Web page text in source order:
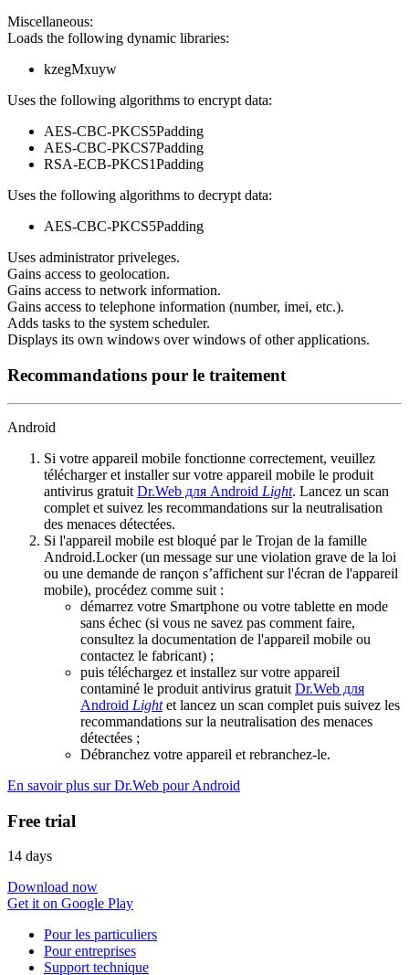
Miscellaneous:
Loads the following dynamic libraries:
kzegMxuyw
Uses the following algorithms to encrypt data:
AES-CBC-PKCS5Padding
AES-CBC-PKCS7Padding
RSA-ECB-PKCS1Padding
Uses the following algorithms to decrypt data:
AES-CBC-PKCS5Padding
Uses administrator priveleges.
Gains access to geolocation.
Gains access to network information.
Gains access to telephone information (number, imei, etc.).
Adds tasks to the system scheduler.
Displays its own windows over windows of other applications.
Recommandations pour le traitement
Android
Si votre appareil mobile fonctionne correctement, veuillez
télécharger et installer sur votre appareil mobile le produit
antivirus gratuit Dr.Web для Android Light. Lancez un scan
complet et suivez les recommandations sur la neutralisation
des menaces détectées.
Si l'appareil mobile est bloqué par le Trojan de la famille
Android.Locker (un message sur une violation grave de la loi
ou une demande de rançon s’affichent sur l'écran de l'appareil
mobile), procédez comme suit :
démarrez votre Smartphone ou votre tablette en mode
sans échec (si vous ne savez pas comment faire,
consultez la documentation de l'appareil mobile ou
contactez le fabricant) ;
puis téléchargez et installez sur votre appareil
contaminé le produit antivirus gratuit Dr.Web для
Android Lightet lancez un scan complet puis suivez les
recommandations sur la neutralisation des menaces
détectées ;
Débranchez votre appareil et rebranchez-le.
En savoir plus sur Dr.Web pour Android
Free trial
14 days
Download now
Get it on Google Play
Pour les particuliers
Pour entreprises
Support technique